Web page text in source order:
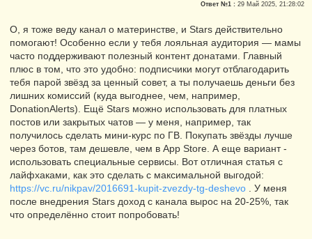
Ответ №1 :29 Май 2025, 21:28:02
О, я тоже веду канал о материнстве, и Stars действительно
помогают! Особенно если у тебя лояльная аудитория — мамы
часто поддерживают полезный контент донатами. Главный
плюс в том, что это удобно: подписчики могут отблагодарить
тебя парой звёзд за ценный совет, а ты получаешь деньги без
лишних комиссий (куда выгоднее, чем, например,
DonationAlerts). Ещё Stars можно использовать для платных
постов или закрытых чатов — у меня, например, так
получилось сделать мини-курс по ГВ. Покупать звёзды лучше
через ботов, там дешевле, чем в App Store. А еще вариант -
использовать специальные сервисы. Вот отличная статья с
лайфхаками, как это сделать с максимальной выгодой:
https://vc.ru/nikpav/2016691-kupit-zvezdy-tg-deshevo . У меня
после внедрения Stars доход с канала вырос на 20-25%, так
что определённо стоит попробовать!